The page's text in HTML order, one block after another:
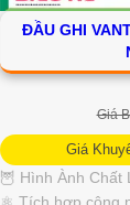
ĐẦU GHI
Giá
Giá
🦉 Hình Ành Chất
⚛️ Tích hợp công